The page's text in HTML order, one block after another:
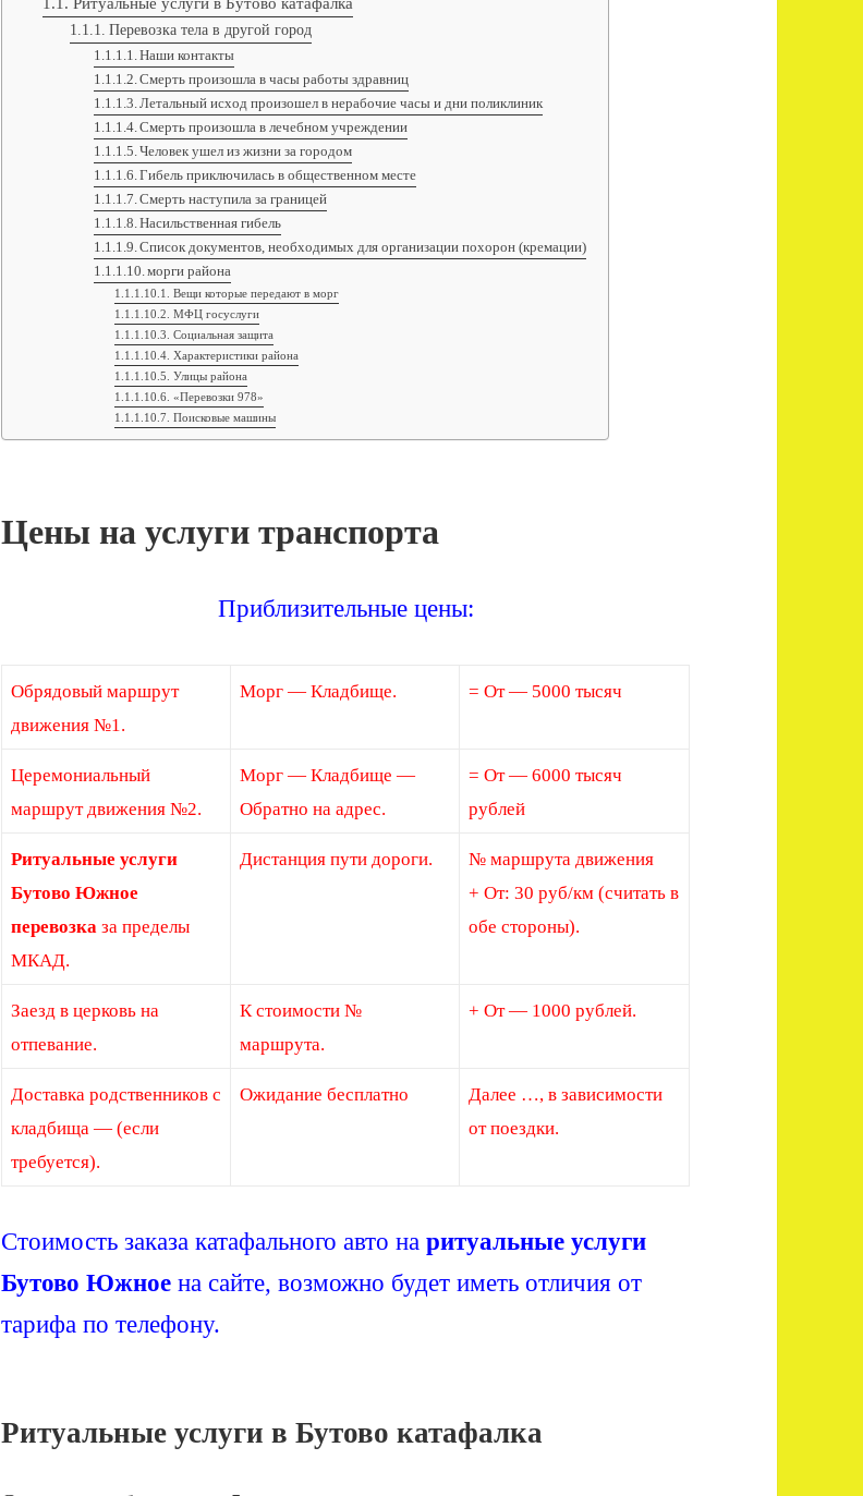
Перевозка тела в другой город
Наши контакты
Смерть произошла в часы работы здравниц
Летальный исход произошел в нерабочие часы и дни поликлиник
Смерть произошла в лечебном учреждении
Человек ушел из жизни за городом
Гибель приключилась в общественном месте
Смерть наступила за границей
Насильственная гибель
Список документов, необходимых для организации похорон (кремации)
морги района
Вещи которые передают в морг
МФЦ госуслуги
Социальная защита
Характеристики района
Улицы района
«Перевозки 978»
Поисковые машины
Цены на услуги транспорта
Приблизительные цены:
Обрядовый маршрут
движения №1.
Морг — Кладбище. = От — 5000 тысяч
Церемониальный
маршрут движения №2.
Морг — Кладбище —
Обратно на адрес.
= От — 6000 тысяч
рублей
Ритуальные услуги
Бутово Южное
перевозказа пределы
МКАД.
Дистанция пути дороги.
№ маршрута движения
+ От: 30 руб/км (считать в
обе стороны).
Заезд в церковь на
отпевание.
К стоимости №
маршрута.
+ От — 1000 рублей.
Доставка родственников с
кладбища — (если
требуется).
Ожидание бесплатно
Далее …, в зависимости
от поездки.
Стоимость заказа катафального авто наритуальные услуги
Бутово Южное на сайте, возможно будет иметь отличия от
тарифа по телефону.
Ритуальные услуги в Бутово катафалка